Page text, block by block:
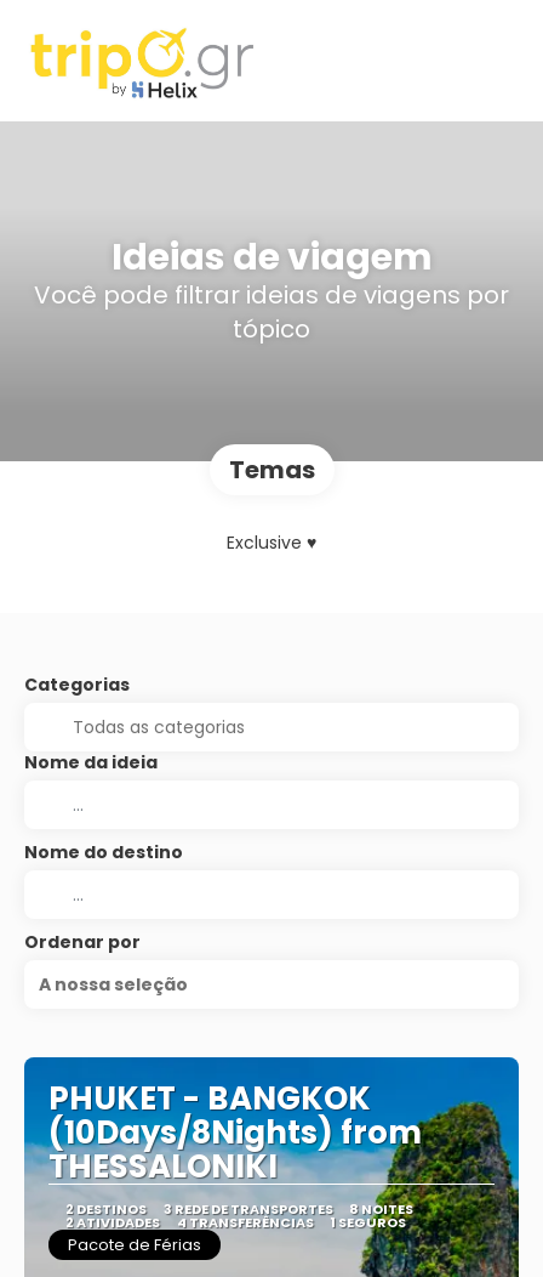
Ideias de viagem
Você pode filtrar ideias de viagens por
tópico
Temas
Exclusive ♥
Categorias
Nome da ideia
Nome do destino
Ordenar por
A nossa seleção
PHUKET - BANGKOK
(10Days/8Nights) from
THESSALONIKI
2 DESTINOS 3 REDE DE TRANSPORTES 8 NOITES
2 ATIVIDADES 4 TRANSFERÊNCIAS 1 SEGUROS
Pacote de Férias